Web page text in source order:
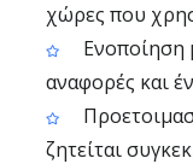
χώρες που
Ενοποίηση
αναφορές και
ζητείται